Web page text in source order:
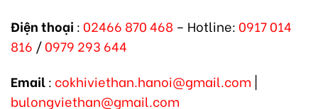
Điện thoại : 02466 870 468 – Hotline: 0917 014
816 /0979 293 644
Email: cokhiviethan.hanoi@gmail.com
bulongviethan@gmail.com